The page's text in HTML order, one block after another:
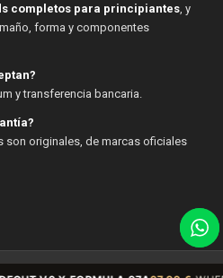
completos para principiantes, y
forma y componentes
y transferencia bancaria.
originales, de marcas oficiales